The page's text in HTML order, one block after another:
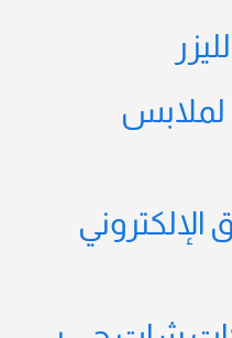
لملابس